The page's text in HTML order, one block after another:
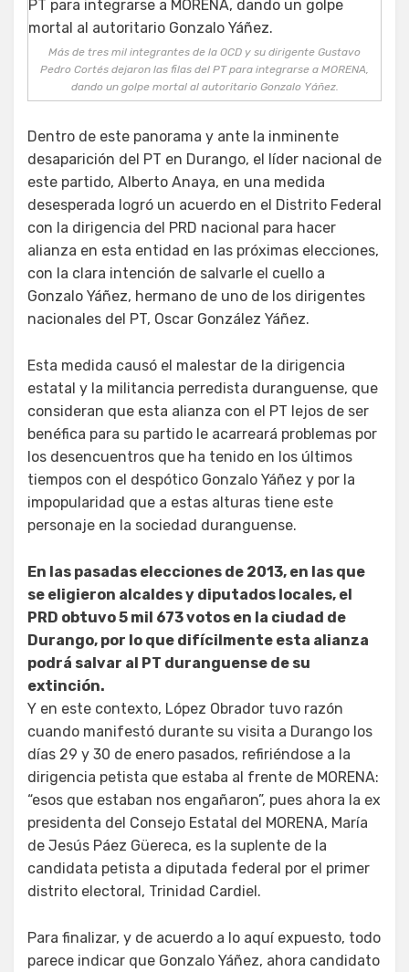
Más de tres mil integrantes de la OCD y su dirigente Gustavo
Pedro Cortés dejaron las filas del PT para integrarse a MORENA,
dando un golpe mortal al autoritario Gonzalo Yáñez.
Dentro de este panorama y ante la inminente
desaparición del PT en Durango, el líder nacional de
este partido, Alberto Anaya, en una medida
desesperada logró un acuerdo en el Distrito Federal
con la dirigencia del PRD nacional para hacer
alianza en esta entidad en las próximas elecciones,
con la clara intención de salvarle el cuello a
Gonzalo Yáñez, hermano de uno de los dirigentes
nacionales del PT, Oscar González Yáñez.
Esta medida causó el malestar de la dirigencia
estatal y la militancia perredista duranguense, que
consideran que esta alianza con el PT lejos de ser
benéfica para su partido le acarreará problemas por
los desencuentros que ha tenido en los últimos
tiempos con el despótico Gonzalo Yáñez y por la
impopularidad que a estas alturas tiene este
personaje en la sociedad duranguense.
En las pasadas elecciones de 2013, en las que
se eligieron alcaldes y diputados locales, el
PRD obtuvo 5 mil 673 votos en la ciudad de
Durango, por lo que difícilmente esta alianza
podrá salvar al PT duranguense de su
extinción.
Y en este contexto, López Obrador tuvo razón
cuando manifestó durante su visita a Durango los
días 29 y 30 de enero pasados, refiriéndose a la
dirigencia petista que estaba al frente de MORENA:
“esos que estaban nos engañaron”, pues ahora la ex
presidenta del Consejo Estatal del MORENA, María
de Jesús Páez Güereca, es la suplente de la
candidata petista a diputada federal por el primer
distrito electoral, Trinidad Cardiel.
Para finalizar, y de acuerdo a lo aquí expuesto, todo
parece indicar que Gonzalo Yáñez, ahora candidato